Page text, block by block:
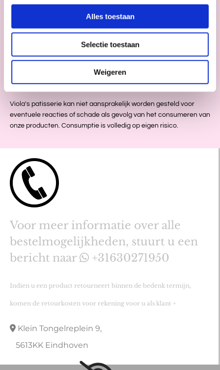
Alles toestaan
Selectie toestaan
Weigeren
Hoewel wij met de grootste zorg en volgens strikte hygieneregels
werken, kunnen wij kruisbesmetting niet volledig uitsluiten. Het is
daarom mogelijk dat sporen van bovengenoemde allergenen
aanwezig zijn in onze producten.
Viola's patisserie kan niet aansprakelijk worden gesteld voor
eventuele reacties of schade als gevolg van het consumeren van
onze producten. Consumptie is volledig op eigen risico.
Voor meer informatie over alle
bestelmogelijkheden, stuurt u een
bericht naar  +31630271950
Indien u een product retourneert binnen de bedenk termijn,
komen de retourkosten voor rekening voor u als klant +
 Klein Tongelreplein 9,
5613KK Eindhoven